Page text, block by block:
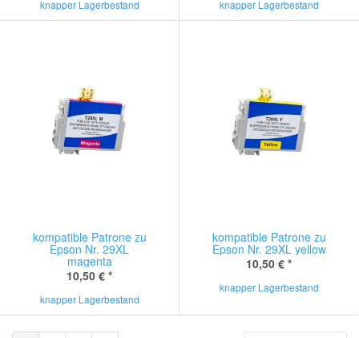
knapper Lagerbestand knapper Lagerbestand
kompatible Patrone zu
Epson Nr. 29XL
magenta
10,50 € *
knapper Lagerbestand
kompatible Patrone zu
Epson Nr. 29XL yellow
10,50 € *
knapper Lagerbestand